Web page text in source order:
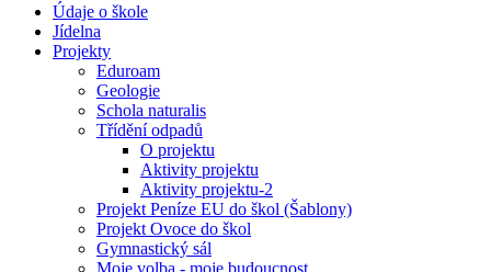
Údaje o škole
Jídelna
Projekty
Eduroam
Geologie
Schola naturalis
Třídění odpadů
O projektu
Aktivity projektu
Aktivity projektu-2
Projekt Peníze EU do škol (Šablony)
Projekt Ovoce do škol
Gymnastický sál
Moje volba - moje budoucnost